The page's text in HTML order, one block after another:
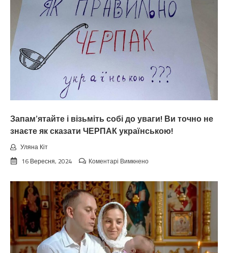
Запам’ятайте і візьміть собі до уваги! Ви точно не
знаєте як сказати ЧЕРПАК українською!
Уляна Кіт
16 Вересня, 2024
Коментарі Вимкненодо
і
візьміть
собі
до
уваги!
Ви
точно
не